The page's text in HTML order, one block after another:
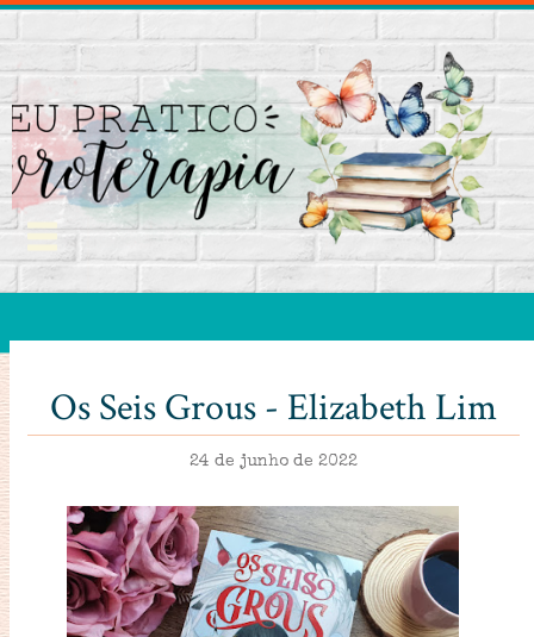
Os Seis Grous - Elizabeth Lim
24 de junho de 2022